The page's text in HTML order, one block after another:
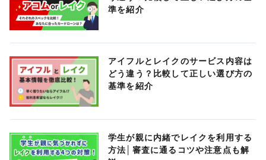
準を紹介
アイフルとレイクのサービス内容は
どう違う？比較して正しい選び方の
基準を紹介
学生が親に内緒でレイクを利用する
方法│審査に通るコツや注意点も解